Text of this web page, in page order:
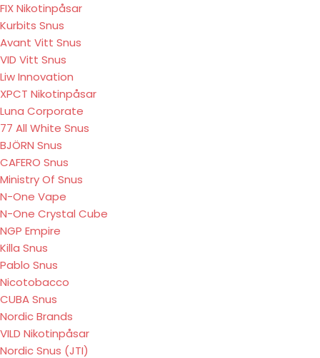
FIX Nikotinpåsar
Kurbits Snus
Avant Vitt Snus
VID Vitt Snus
Liw Innovation
XPCT Nikotinpåsar
Luna Corporate
77 All White Snus
BJÖRN Snus
CAFERO Snus
Ministry Of Snus
N-One Vape
N-One Crystal Cube
NGP Empire
Killa Snus
Pablo Snus
Nicotobacco
CUBA Snus
Nordic Brands
VILD Nikotinpåsar
Nordic Snus (JTI)